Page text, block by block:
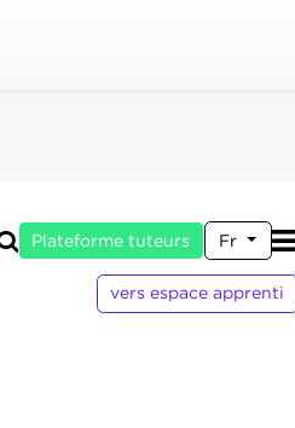
Plateforme tuteurs Fr
vers espace apprenti